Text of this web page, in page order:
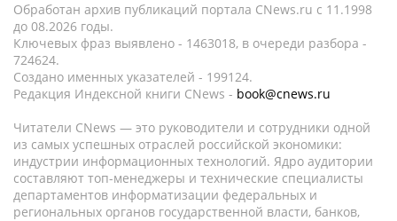
Обработан архив публикаций портала CNews.ru c 11.1998
до 08.2026 годы.
Ключевых фраз выявлено - 1463018, в очереди разбора -
724624.
Создано именных указателей - 199124.
Редакция Индексной книги CNews - book@cnews.ru
Читатели CNews — это руководители и сотрудники одной
из самых успешных отраслей российской экономики:
индустрии информационных технологий. Ядро аудитории
составляют топ-менеджеры и технические специалисты
департаментов информатизации федеральных и
региональных органов государственной власти, банков,